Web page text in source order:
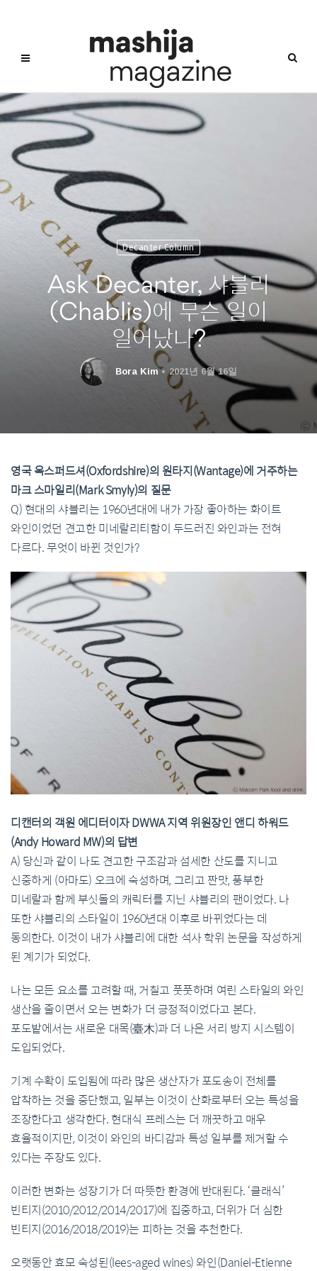
Decanter Column
Ask Decanter, 샤블리
(Chablis)에 무슨 일이
일어났나?
Bora Kim 2021년 6월 16일
영국 옥스퍼드셔(Oxfordshire)의 원타지(Wantage)에 거주하는
마크 스마일리(Mark Smyly)의 질문
Q) 현대의 샤블리는 1960년대에 내가 가장 좋아하는 화이트
와인이었던 견고한 미네랄리티함이 두드러진 와인과는 전혀
다르다. 무엇이 바뀐 것인가?
디캔터의 객원 에디터이자 DWWA 지역 위원장인 앤디 하워드
(Andy Howard MW)의 답변
A) 당신과 같이 나도 견고한 구조감과 섬세한 산도를 지니고
신중하게 (아마도) 오크에 숙성하며, 그리고 짠맛, 풍부한
미네랄과 함께 부싯돌의 캐릭터를 지닌 샤블리의 팬이었다. 나
또한 샤블리의 스타일이 1960년대 이후로 바뀌었다는 데
동의한다. 이것이 내가 샤블리에 대한 석사 학위 논문을 작성하게
된 계기가 되었다.
나는 모든 요소를 고려할 때, 거칠고 풋풋하며 여린 스타일의 와인
생산을 줄이면서 오는 변화가 더 긍정적이었다고 본다.
포도밭에서는 새로운 대목(臺木)과 더 나은 서리 방지 시스템이
도입되었다.
기계 수확이 도입됨에 따라 많은 생산자가 포도송이 전체를
압착하는 것을 중단했고, 일부는 이것이 산화로부터 오는 특성을
조장한다고 생각한다. 현대식 프레스는 더 깨끗하고 매우
효율적이지만, 이것이 와인의 바디감과 특성 일부를 제거할 수
있다는 주장도 있다.
이러한 변화는 성장기가 더 따뜻한 환경에 반대된다. ‘클래식’
빈티지(2010/2012/2014/2017)에 집중하고, 더위가 더 심한
빈티지(2016/2018/2019)는 피하는 것을 추천한다.
오랫동안 효모 숙성된(lees-aged wines) 와인(Daniel-Etienne